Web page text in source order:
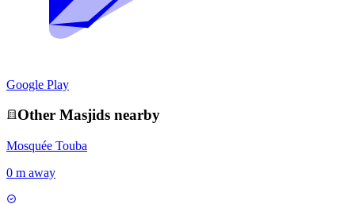
Google Play
Other Masjids nearby
Mosquée Touba
0 m away